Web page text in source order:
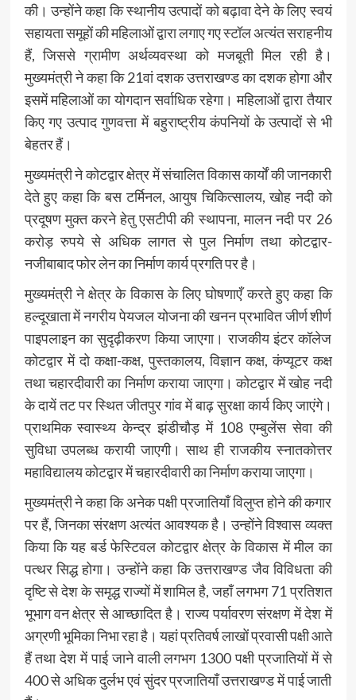
की। उन्होंने कहा कि स्थानीय उत्पादों को बढ़ावा देने के लिए स्वयं
सहायता समूहों की महिलाओं द्वारा लगाए गए स्टॉल अत्यंत सराहनीय
हैं, जिससे ग्रामीण अर्थव्यवस्था को मजबूती मिल रही है।
मुख्यमंत्री ने कहा कि 21वां दशक उत्तराखण्ड का दशक होगा और
इसमें महिलाओं का योगदान सर्वाधिक रहेगा। महिलाओं द्वारा तैयार
किए गए उत्पाद गुणवत्ता में बहुराष्ट्रीय कंपनियों के उत्पादों से भी
बेहतर हैं।
मुख्यमंत्री ने कोटद्वार क्षेत्र में संचालित विकास कार्यों की जानकारी
देते हुए कहा कि बस टर्मिनल, आयुष चिकित्सालय, खोह नदी को
प्रदूषण मुक्त करने हेतु एसटीपी की स्थापना, मालन नदी पर 26
करोड़ रुपये से अधिक लागत से पुल निर्माण तथा कोटद्वार-
नजीबाबाद फोर लेन का निर्माण कार्य प्रगति पर है।
मुख्यमंत्री ने क्षेत्र के विकास के लिए घोषणाएँ करते हुए कहा कि
हल्दूखाता में नगरीय पेयजल योजना की खनन प्रभावित जीर्ण शीर्ण
पाइपलाइन का सुदृढ़ीकरण किया जाएगा। राजकीय इंटर कॉलेज
कोटद्वार में दो कक्षा-कक्ष, पुस्तकालय, विज्ञान कक्ष, कंप्यूटर कक्ष
तथा चहारदीवारी का निर्माण कराया जाएगा। कोटद्वार में खोह नदी
के दायें तट पर स्थित जीतपुर गांव में बाढ़ सुरक्षा कार्य किए जाएंगे।
प्राथमिक स्वास्थ्य केन्द्र झंडीचौड़ में 108 एम्बुलेंस सेवा की
सुविधा उपलब्ध करायी जाएगी। साथ ही राजकीय स्नातकोत्तर
महाविद्यालय कोटद्वार में चहारदीवारी का निर्माण कराया जाएगा।
मुख्यमंत्री ने कहा कि अनेक पक्षी प्रजातियाँ विलुप्त होने की कगार
पर हैं, जिनका संरक्षण अत्यंत आवश्यक है। उन्होंने विश्वास व्यक्त
किया कि यह बर्ड फेस्टिवल कोटद्वार क्षेत्र के विकास में मील का
पत्थर सिद्ध होगा। उन्होंने कहा कि उत्तराखण्ड जैव विविधता की
दृष्टि से देश के समृद्ध राज्यों में शामिल है, जहाँ लगभग 71 प्रतिशत
भूभाग वन क्षेत्र से आच्छादित है। राज्य पर्यावरण संरक्षण में देश में
अग्रणी भूमिका निभा रहा है। यहां प्रतिवर्ष लाखों प्रवासी पक्षी आते
हैं तथा देश में पाई जाने वाली लगभग 1300 पक्षी प्रजातियों में से
400 से अधिक दुर्लभ एवं सुंदर प्रजातियाँ उत्तराखण्ड में पाई जाती